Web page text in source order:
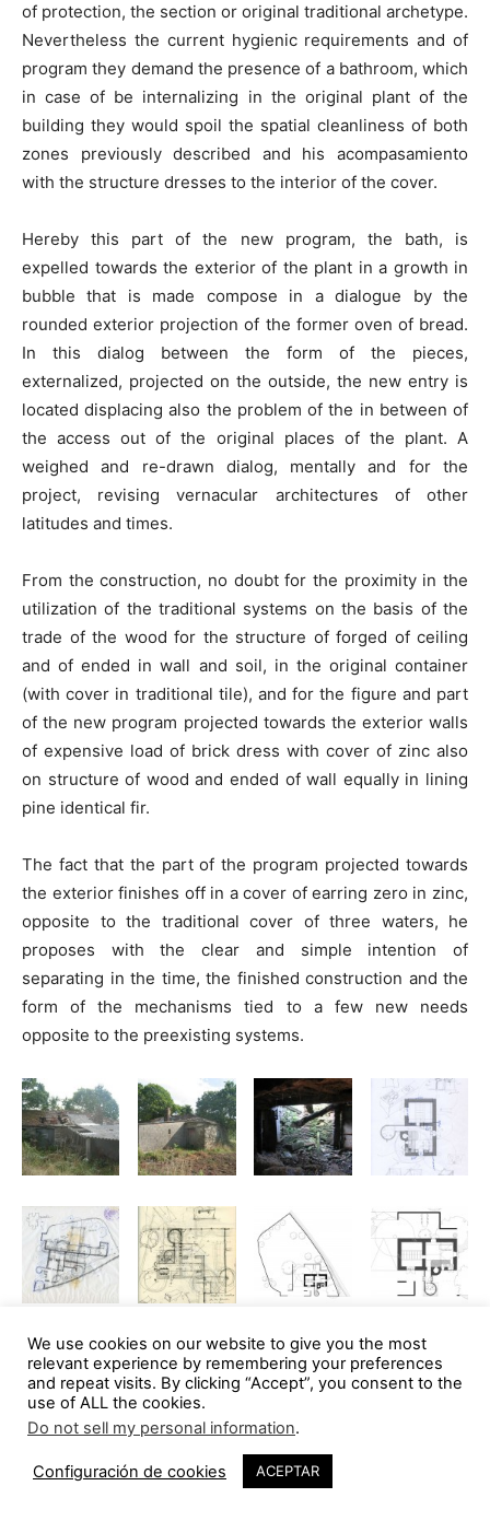
of protection, the section or original traditional archetype.
Nevertheless the current hygienic requirements and of
program they demand the presence of a bathroom, which
in case of be internalizing in the original plant of the
building they would spoil the spatial cleanliness of both
zones previously described and his acompasamiento
with the structure dresses to the interior of the cover.
Hereby this part of the new program, the bath, is
expelled towards the exterior of the plant in a growth in
bubble that is made compose in a dialogue by the
rounded exterior projection of the former oven of bread.
In this dialog between the form of the pieces,
externalized, projected on the outside, the new entry is
located displacing also the problem of the in between of
the access out of the original places of the plant. A
weighed and re-drawn dialog, mentally and for the
project, revising vernacular architectures of other
latitudes and times.
From the construction, no doubt for the proximity in the
utilization of the traditional systems on the basis of the
trade of the wood for the structure of forged of ceiling
and of ended in wall and soil, in the original container
(with cover in traditional tile), and for the figure and part
of the new program projected towards the exterior walls
of expensive load of brick dress with cover of zinc also
on structure of wood and ended of wall equally in lining
pine identical fir.
The fact that the part of the program projected towards
the exterior finishes off in a cover of earring zero in zinc,
opposite to the traditional cover of three waters, he
proposes with the clear and simple intention of
separating in the time, the finished construction and the
form of the mechanisms tied to a few new needs
opposite to the preexisting systems.
We use cookies on our website to give you the most
relevant experience by remembering your preferences
and repeat visits. By clicking “Accept”, you consent to the
use of ALL the cookies.
Do not sell my personal information.
Configuración de cookies ACEPTAR